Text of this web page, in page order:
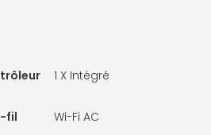
1 X Intégré
fil
Wi-Fi AC